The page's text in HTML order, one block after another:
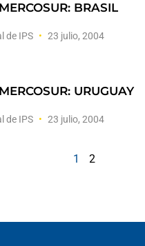
BRASIL
de IPS 23 julio, 2004
URUGUAY
de IPS 23 julio, 2004
1 2